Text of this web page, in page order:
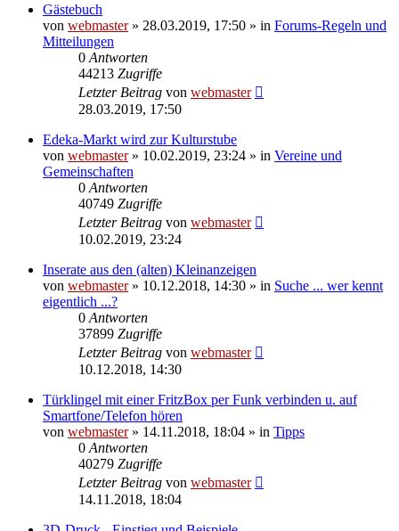
Gästebuch
von webmaster» 28.03.2019, 17:50 » in Forums-Regeln und
Mitteilungen
0 Antworten
44213 Zugriffe
Letzter Beitrag von webmaster
28.03.2019, 17:50
Edeka-Markt wird zur Kulturstube
von webmaster» 10.02.2019, 23:24 » in Vereine und
Gemeinschaften
0 Antworten
40749 Zugriffe
Letzter Beitrag von webmaster
10.02.2019, 23:24
Inserate aus den (alten) Kleinanzeigen
von webmaster» 10.12.2018, 14:30 » in Suche ... wer kennt
eigentlich ...?
0 Antworten
37899 Zugriffe
Letzter Beitrag von webmaster
10.12.2018, 14:30
Türklingel mit einer FritzBox per Funk verbinden u. auf
Smartfone/Telefon hören
von webmaster» 14.11.2018, 18:04 » in Tipps
0 Antworten
40279 Zugriffe
Letzter Beitrag von webmaster
14.11.2018, 18:04